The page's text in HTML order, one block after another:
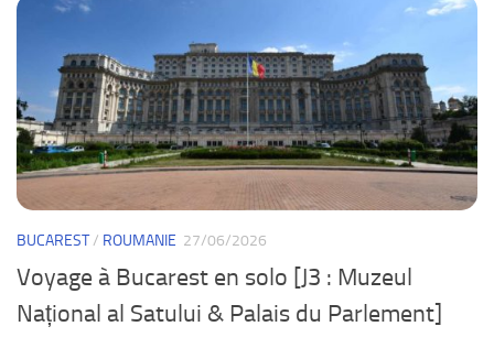
BUCAREST/ ROUMANIE 27/06/2026
Voyage à Bucarest en solo [J3 : Muzeul
Național al Satului & Palais du Parlement]